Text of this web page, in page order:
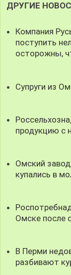
ДРУГИЕ
Компания
поступить
осторожны,
Супруги из
продукцию с
Омский
купались в
Омске после
В Перми
разбивают